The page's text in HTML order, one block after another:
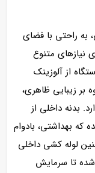
به‌ راحتی با فضای
متنوع
از آلوزینک
بر زیبایی ظاهری،
بدنه داخلی از
طراحی شده که بهداشتی، بادوام
لوله‌ کشی داخلی
شده تا سرمایش